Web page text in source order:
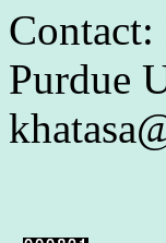
Contact:
Purdue